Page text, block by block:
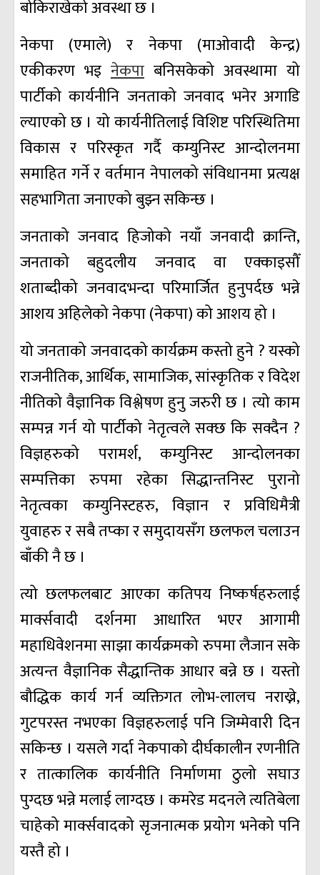
बोकिराखेको अवस्था छ ।
नेकपा (एमाले) र नेकपा (माओवादी केन्द्र)
एकीकरण भइ नेकपा बनिसकेको अवस्थामा यो
पार्टीको कार्यनीनि जनताको जनवाद भनेर अगाडि
ल्याएको छ । यो कार्यनीतिलाई विशिष्ट परिस्थितिमा
विकास र परिस्कृत गर्दै कम्युनिस्ट आन्दोलनमा
समाहित गर्ने र वर्तमान नेपालको संविधानमा प्रत्यक्ष
सहभागिता जनाएको बुझ्न सकिन्छ ।
जनताको जनवाद हिजोको नयाँ जनवादी क्रान्ति,
जनताको बहुदलीय जनवाद वा एक्काइसौँ
शताब्दीको जनवादभन्दा परिमार्जित हुनुपर्दछ भन्ने
आशय अहिलेको नेकपा (नेकपा) को आशय हो ।
यो जनताको जनवादको कार्यक्रम कस्तो हुने ? यस्को
राजनीतिक, आर्थिक, सामाजिक, सांस्कृतिक र विदेश
नीतिको वैज्ञानिक विश्लेषण हुनु जरुरी छ । त्यो काम
सम्पन्न गर्न यो पार्टीको नेतृत्वले सक्छ कि सक्दैन ?
विज्ञहरुको परामर्श, कम्युनिस्ट आन्दोलनका
सम्पत्तिका रुपमा रहेका सिद्धान्तनिस्ट पुरानो
नेतृत्वका कम्युनिस्टहरु, विज्ञान र प्रविधिमैत्री
युवाहरु र सबै तप्का र समुदायसँग छलफल चलाउन
बाँकी नै छ ।
त्यो छलफलबाट आएका कतिपय निष्कर्षहरुलाई
मार्क्सवादी दर्शनमा आधारित भएर आगामी
महाधिवेशनमा साझा कार्यक्रमको रुपमा लैजान सके
अत्यन्त वैज्ञानिक सैद्धान्तिक आधार बन्ने छ । यस्तो
बौद्धिक कार्य गर्न व्यक्तिगत लोभ-लालच नराख्ने,
गुटपरस्त नभएका विज्ञहरुलाई पनि जिम्मेवारी दिन
सकिन्छ । यसले गर्दा नेकपाको दीर्घकालीन रणनीति
र तात्कालिक कार्यनीति निर्माणमा ठुलो सघाउ
पुग्दछ भन्ने मलाई लाग्दछ । कमरेड मदनले त्यतिबेला
चाहेको मार्क्सवादको सृजनात्मक प्रयोग भनेको पनि
यस्तै हो ।